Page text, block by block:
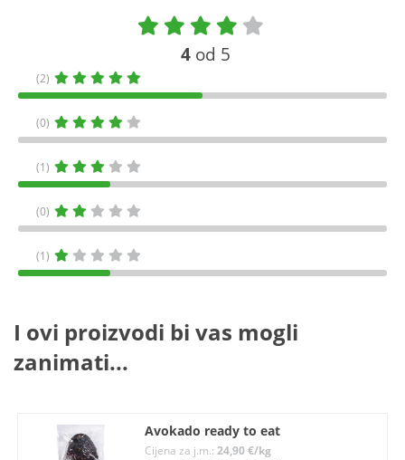
4 od 5
(2)
(0)
(1)
(0)
(1)
I ovi proizvodi bi vas mogli
zanimati...
Avokado ready to eat
Cijena za j.m.:24,90 €/kg